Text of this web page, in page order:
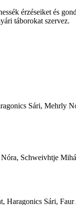
érzéseiket és
táborokat szervez.
Sári, Mehrly
Schweivhtje
Sári,